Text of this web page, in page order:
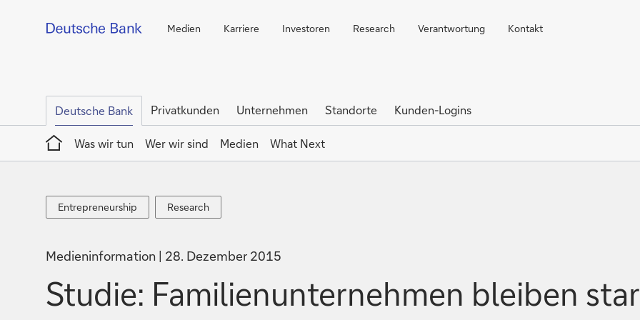
Medien Karriere Investoren Research Verantwortung Kontakt
Deutsche Bank Privatkunden Unternehmen Standorte
Kunden-Logins
Home
Was wir tun
Wer wir sind Medien What Next
Entrepreneurship
Entrepreneurship
Research
Research
Medieninformation 28. Dezember 2015
Studie: Familienunternehmen bleiben